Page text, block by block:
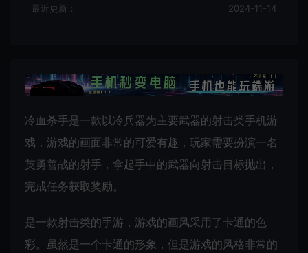
最近更新： 2024-11-14
冷血杀手是一款以冷兵器为主要武器的射击类手机游
戏，游戏的画面非常的可爱有趣，玩家需要扮演一名
英勇善战的射手，拿起手中的武器向射击目标抛出，
完成任务获取奖励。
是一款射击类的手游，游戏的画风采用了卡通的色
彩。虽然是一个卡通的形象，但是游戏的风格非常的